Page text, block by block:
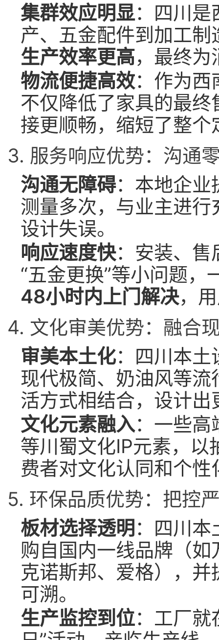
集群效应明显：四川是
产、五金配件到加工
生产效率更高，最终
物流便捷高效：作为
不仅降低了家具的最
接更顺畅，缩短了整个
3. 服务响应优势：沟通
沟通无障碍：本地企业
测量多次，与业主进
设计失误。
响应速度快：安装、售
“五金更换”等小问题
48小时内上门解决，
4. 文化审美优势：融合
审美本土化：四川本土
现代极简、奶油风等
活方式相结合，设计出
文化元素融入：一些高
等川蜀文化IP元素，
费者对文化认同和个
5. 环保品质优势：把控
板材选择透明 ：四川
购自国内一线品牌（
克诺斯邦、爱格），并
可溯。
生产监控到位：工厂